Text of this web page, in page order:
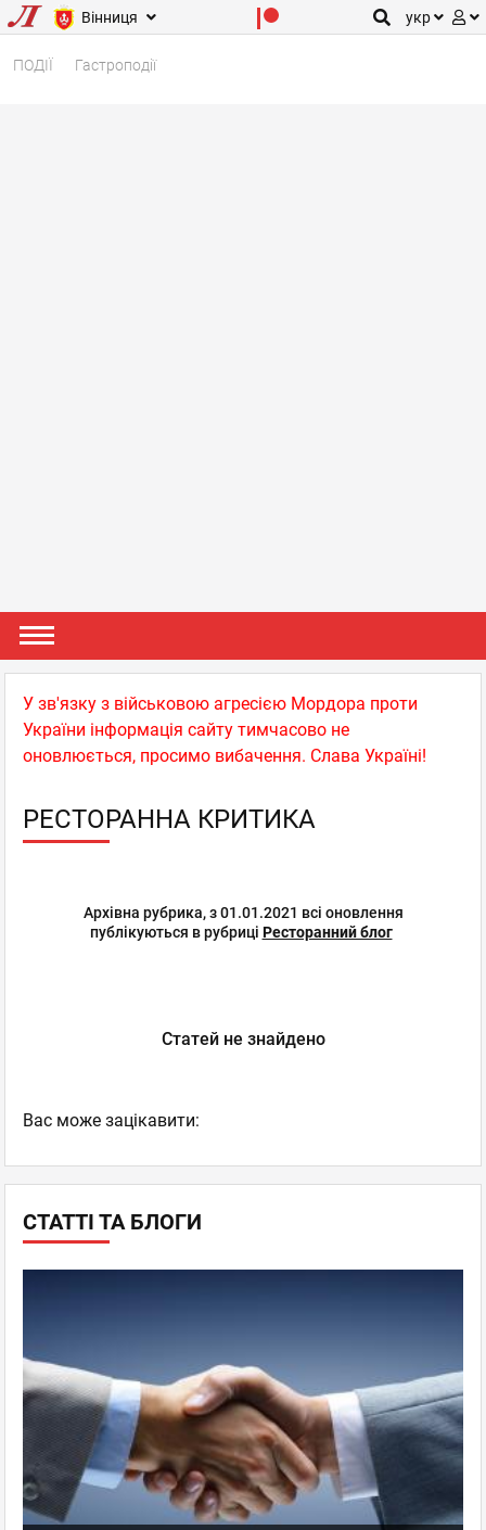
Вінниця укр
ПОДІЇ Гастроподії
СТАТТІ ТА БЛОГИ
У зв'язку з військовою агресією Мордора проти
України інформація сайту тимчасово не
оновлюється, просимо вибачення. Слава Україні!
РЕСТОРАННА КРИТИКА
Архівна рубрика, з 01.01.2021 всі оновлення
публікуються в рубриці Ресторанний блог
Статей не знайдено
Вас може зацікавити: